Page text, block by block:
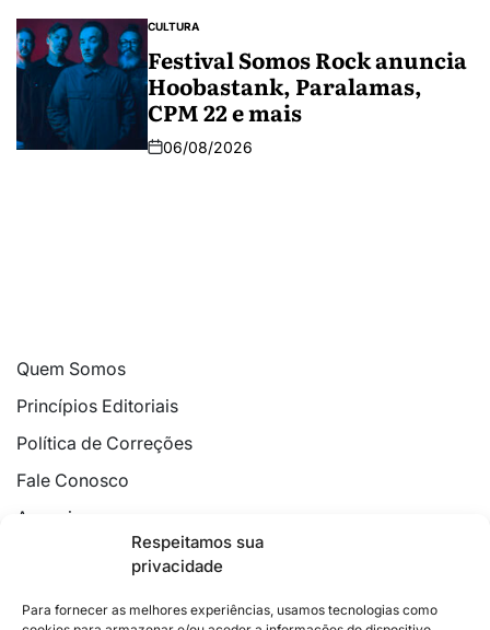
Respeitamos sua
privacidade
Para fornecer as melhores experiências, usamos tecnologias como
CULTURA
Festival Somos Rock anuncia
Hoobastank, Paralamas,
CPM 22 e mais
06/08/2026
Quem Somos
Princípios Editoriais
Política de Correções
Fale Conosco
Anuncie
Política de Cookies